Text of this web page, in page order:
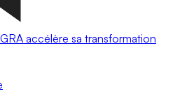
accélère sa transformation